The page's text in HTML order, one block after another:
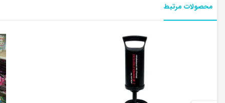
محصولات مرتبط